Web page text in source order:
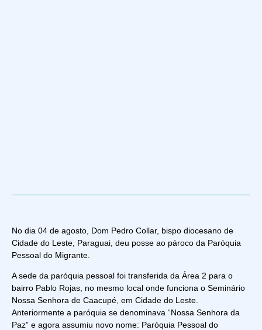
No dia 04 de agosto, Dom Pedro Collar, bispo diocesano de
Cidade do Leste, Paraguai, deu posse ao pároco da Paróquia
Pessoal do Migrante.
A sede da paróquia pessoal foi transferida da Área 2 para o
bairro Pablo Rojas, no mesmo local onde funciona o Seminário
Nossa Senhora de Caacupé, em Cidade do Leste.
Anteriormente a paróquia se denominava “Nossa Senhora da
Paz” e agora assumiu novo nome: Paróquia Pessoal do